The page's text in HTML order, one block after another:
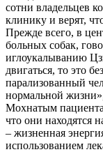
сотни владельцев
клинику и верят,
Прежде всего, в
больных собак,
иглоукалыванию
двигаться, то это
парализованный
нормальной
Мохнатым
что они находятся
– жизненная
использованием